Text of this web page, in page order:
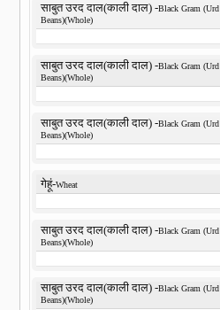
साबुत उरद दाल(काली दाल) -Black Gram (Urd
Beans)(Whole)
साबुत उरद दाल(काली दाल) -Black Gram (Urd
Beans)(Whole)
साबुत उरद दाल(काली दाल) -Black Gram (Urd
Beans)(Whole)
गेहूं-Wheat
साबुत उरद दाल(काली दाल) -Black Gram (Urd
Beans)(Whole)
साबुत उरद दाल(काली दाल) -Black Gram (Urd
Beans)(Whole)